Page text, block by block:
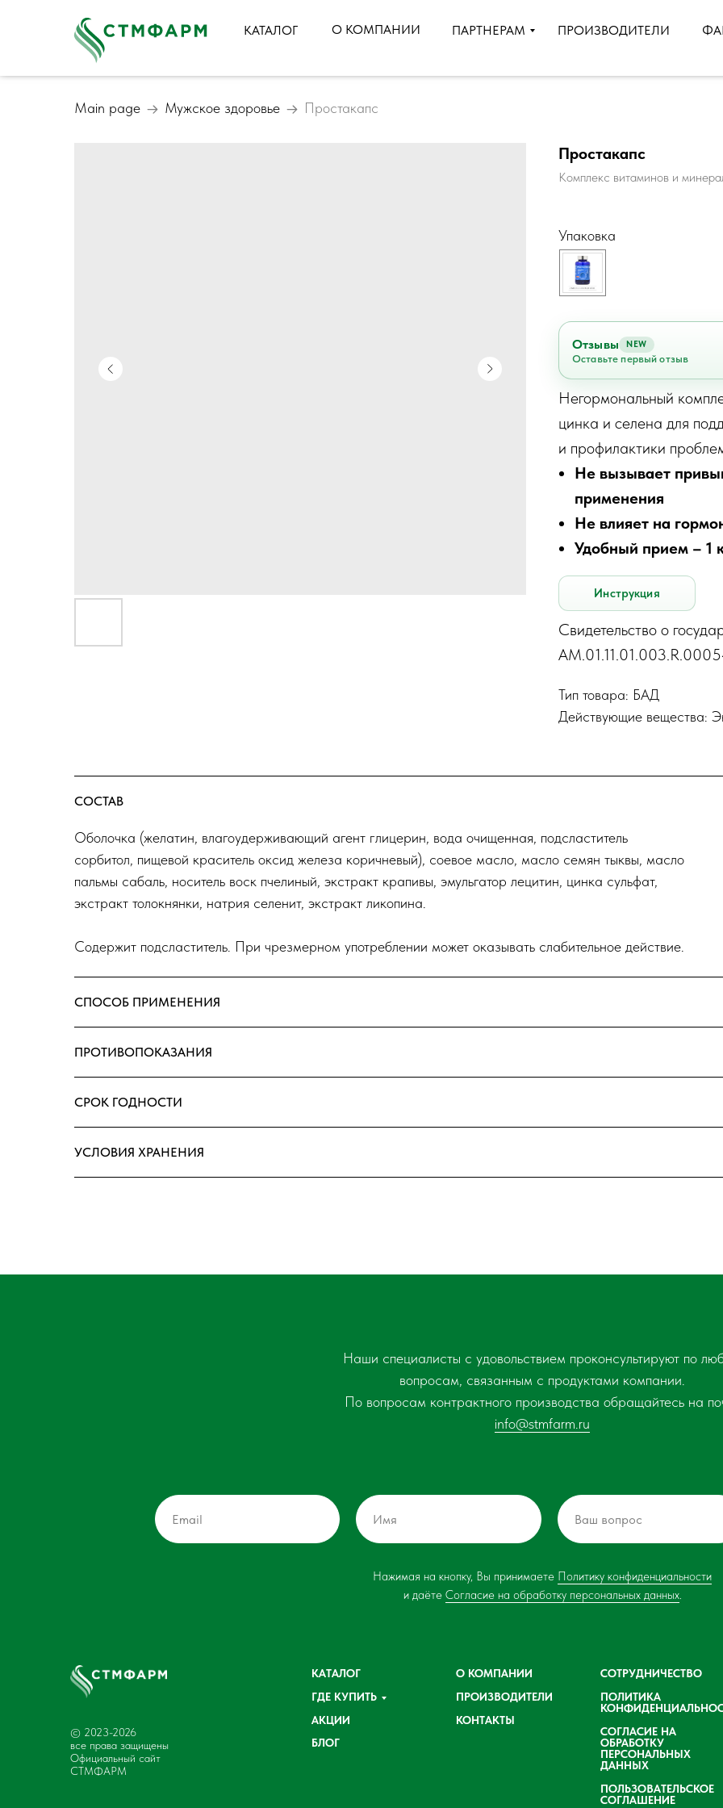
ПРОИЗВОДИТЕЛИ
ПАРТНЕРАМ
КАТАЛОГ О КОМПАНИИ
Main page Мужское здоровье Простакапс
Простакапс
Комплекс витаминов и
Упаковка
Отзывы NEW
Оставьте первый отзыв
Негормональный
цинка и селена для
и профилактики
Не вызывает
применения
Не влияет на
Удобный прием – 1
Инструкция
Свидетельство о
Тип товара: БАД
Действующие вещества:
СОСТАВ
Оболочка (желатин, влагоудерживающий агент глицерин, вода очищенная, подсластитель
сорбитол, пищевой краситель оксид железа коричневый), соевое масло, масло семян тыквы, масло
пальмы сабаль, носитель воск пчелиный, экстракт крапивы, эмульгатор лецитин, цинка сульфат,
экстракт толокнянки, натрия селенит, экстракт ликопина.
Содержит подсластитель. При чрезмерном употреблении может оказывать слабительное действие.
СПОСОБ ПРИМЕНЕНИЯ
ПРОТИВОПОКАЗАНИЯ
СРОК ГОДНОСТИ
УСЛОВИЯ ХРАНЕНИЯ
Наши специалисты с удовольствием проконсультируют по
вопросам, связанным с продуктами компании.
По вопросам контрактного производства обращайтесь на
info@stmfarm.ru
Нажимая на кнопку, Вы принимаете Политику конфиденциальности
и даёте Согласие на обработку персональных данных.
© 2023-2026
все права защищены
Официальный сайт
СТМФАРМ
КАТАЛОГ
ГДЕ КУПИТЬ
АКЦИИ
БЛОГ
О КОМПАНИИ
ПРОИЗВОДИТЕЛИ
КОНТАКТЫ
СОТРУДНИЧЕСТВО
ПОЛИТИКА
СОГЛАСИЕ НА
ОБРАБОТКУ
ПЕРСОНАЛЬНЫХ
ДАННЫХ
ПОЛЬЗОВАТЕЛЬСКОЕ
СОГЛАШЕНИЕ